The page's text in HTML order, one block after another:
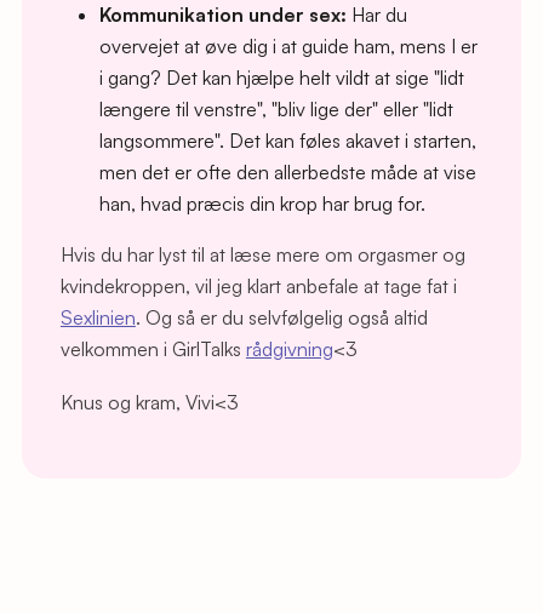
Kommunikation under sex: Har du
overvejet at øve dig i at guide ham, mens I er
i gang? Det kan hjælpe helt vildt at sige "lidt
længere til venstre", "bliv lige der" eller "lidt
langsommere". Det kan føles akavet i starten,
men det er ofte den allerbedste måde at vise
han, hvad præcis din krop har brug for.
Hvis du har lyst til at læse mere om orgasmer og
kvindekroppen, vil jeg klart anbefale at tage fat i
Sexlinien. Og så er du selvfølgelig også altid
velkommen i GirlTalks rådgivning<3
Knus og kram, Vivi<3